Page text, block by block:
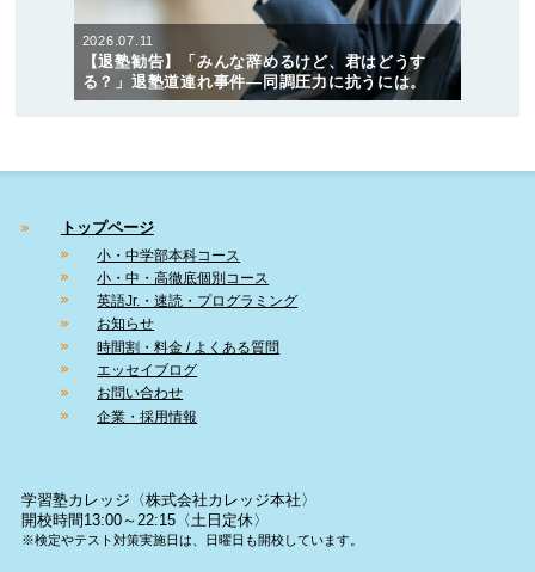
2026.07.11
【退塾勧告】「みんな辞めるけど、君はどうす
る？」退塾道連れ事件―同調圧力に抗うには。
トップページ
小・中学部本科コース
小・中・高徹底個別コース
英語Jr.・速読・プログラミング
お知らせ
時間割・料金 / よくある質問
エッセイブログ
お問い合わせ
企業・採用情報
学習塾カレッジ〈株式会社カレッジ本社〉
開校時間13:00～22:15〈土日定休〉
※検定やテスト対策実施日は、日曜日も開校しています。